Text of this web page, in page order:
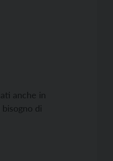
anche in
di